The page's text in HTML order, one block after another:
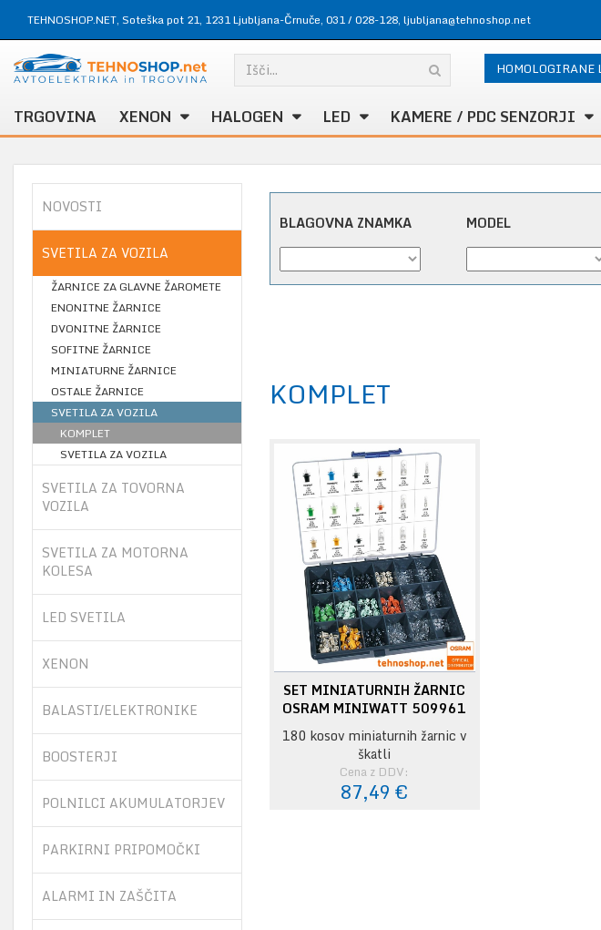
TEHNOSHOP.NET, Soteška pot 21, 1231 Ljubljana-Črnuče, 031 / 028-128, ljubljana@tehnoshop.net
TRGOVINA XENON HALOGEN LED KAMERE / PDC SENZORJI
NOVOSTI
SVETILA ZA VOZILA
ŽARNICE ZA GLAVNE ŽAROMETE
ENONITNE ŽARNICE
DVONITNE ŽARNICE
SOFITNE ŽARNICE
MINIATURNE ŽARNICE
OSTALE ŽARNICE
SVETILA ZA VOZILA
KOMPLET
SVETILA ZA VOZILA
SVETILA ZA TOVORNA
VOZILA
SVETILA ZA MOTORNA
KOLESA
LED SVETILA
XENON
BALASTI/ELEKTRONIKE
BOOSTERJI
POLNILCI AKUMULATORJEV
PARKIRNI PRIPOMOČKI
ALARMI IN ZAŠČITA
BLAGOVNA ZNAMKA MODEL
KOMPLET
SET MINIATURNIH ŽARNIC
OSRAM MINIWATT 509961
180 kosov miniaturnih žarnic v
škatli
Cena z DDV:
87,49 €